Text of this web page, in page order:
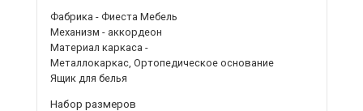
Фабрика - Фиеста Мебель
Механизм - аккордеон
Материал каркаса -
Металлокаркас, Ортопедическое основание
Ящик для белья
Набор размеров